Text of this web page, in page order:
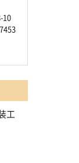
10
工